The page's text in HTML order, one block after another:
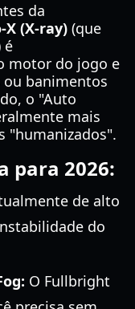
da
X (X-ray) (que
é
motor do jogo e
ou banimentos
o "Auto
mais
"humanizados".
para 2026:
de alto
do
O Fullbright